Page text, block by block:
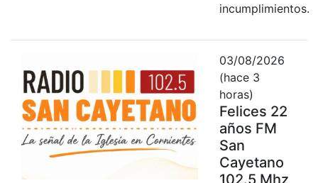
incumplimientos.
03/08/2026
(hace 3
horas)
Felices 22
años FM
San
Cayetano
102.5 Mhz